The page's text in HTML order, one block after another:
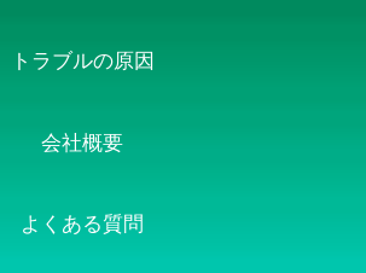
トラブルの原因
会社概要
よくある質問